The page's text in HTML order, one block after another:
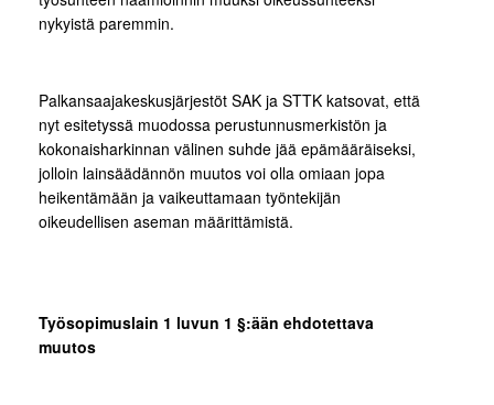
nykyistä paremmin.
Palkansaajakeskusjärjestöt SAK ja STTK katsovat, että
nyt esitetyssä muodossa perustunnusmerkistön ja
kokonaisharkinnan välinen suhde jää epämääräiseksi,
jolloin lainsäädännön muutos voi olla omiaan jopa
heikentämään ja vaikeuttamaan työntekijän
oikeudellisen aseman määrittämistä.
Työsopimuslain 1 luvun 1 §:ään ehdotettava
muutos